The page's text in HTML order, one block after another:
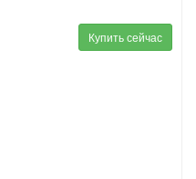
Купить сейчас